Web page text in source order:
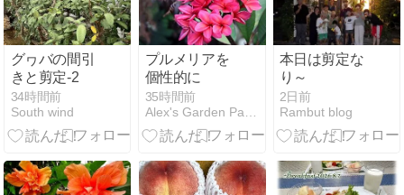
グヮバの間引
きと剪定-2
34時間前
South wind
プルメリアを
個性的に
35時間前
本日は剪定な
り～
2日前
Rambut blog